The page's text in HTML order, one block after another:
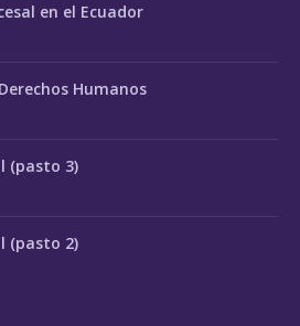
en el Ecuador
Humanos
(pasto 3)
(pasto 2)